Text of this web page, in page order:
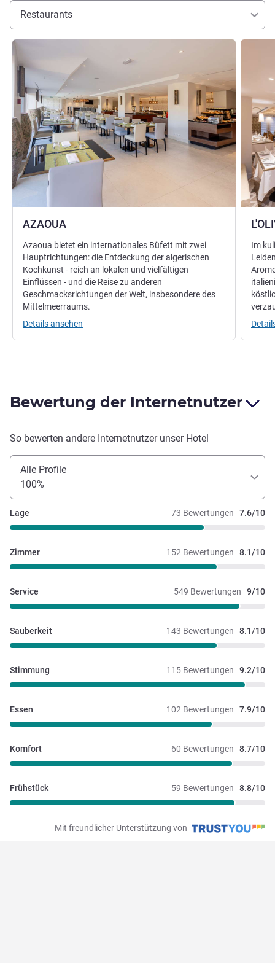
Restaurants
AZAOUA
Details ansehen
Azaoua bietet ein internationales Büfett mit zwei
Hauptrichtungen: die Entdeckung der algerischen
Kochkunst - reich an lokalen und vielfältigen
Einflüssen - und die Reise zu anderen
Geschmacksrichtungen der Welt, insbesondere des
Mittelmeerraums.
Details ansehen
Details
Im
Bewertung der Internetnutzer
So bewerten andere Internetnutzer unser Hotel
Alle Profile
100%
73 Bewertungen 7.6/10
Lage
152 Bewertungen 8.1/10
Zimmer
549 Bewertungen 9/10
Service
143 Bewertungen 8.1/10
Sauberkeit
115 Bewertungen 9.2/10
Stimmung
102 Bewertungen 7.9/10
Essen
60 Bewertungen 8.7/10
Komfort
59 Bewertungen 8.8/10
Frühstück
Mit freundlicher Unterstützung von